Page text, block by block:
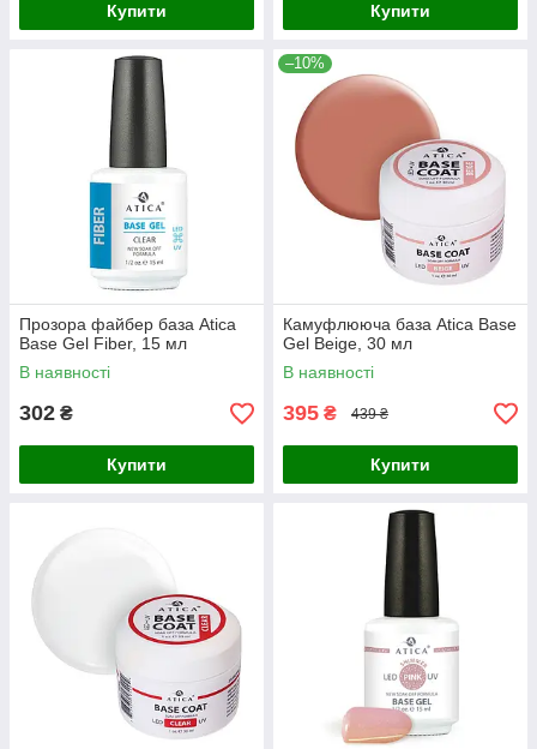
Купити Купити
Прозора файбер база Atica
Base Gel Fiber, 15 мл
В наявності
302 ₴
Купити
–10%
Камуфлююча база Atica Base
Gel Beige, 30 мл
В наявності
395 ₴ 439 ₴
Купити